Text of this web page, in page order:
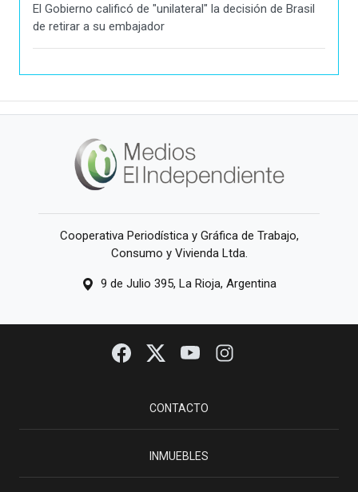
El Gobierno calificó de "unilateral" la decisión de Brasil
de retirar a su embajador
Cooperativa Periodística y Gráfica de Trabajo,
Consumo y Vivienda Ltda.
9 de Julio 395, La Rioja, Argentina
CONTACTO
INMUEBLES